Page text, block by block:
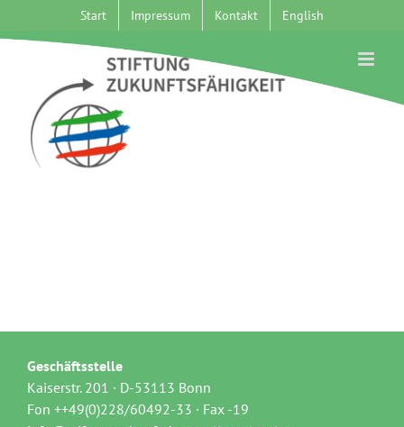
Start Impressum Kontakt English
Geschäftsstelle
Kaiserstr. 201 · D-53113 Bonn
Fon ++49(0)228/60492-33 · Fax -19